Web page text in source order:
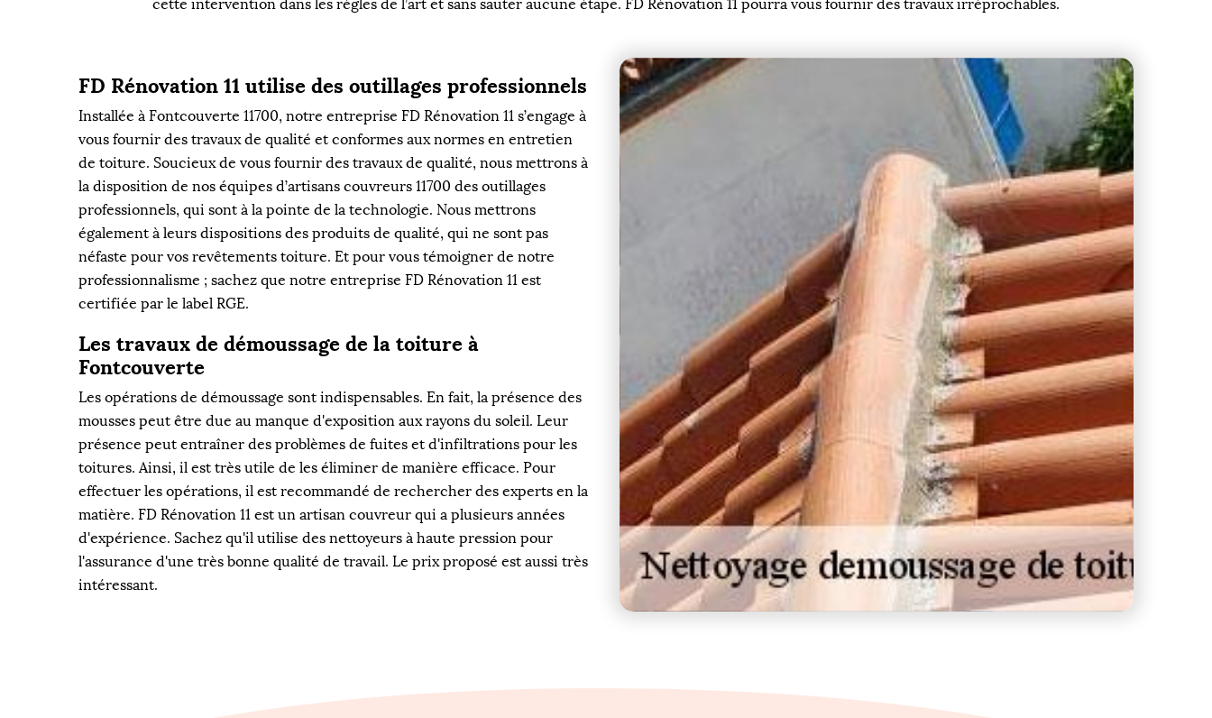
cette intervention dans les règles de l’art et sans sauter aucune étape. FD Rénovation 11 pourra vous fournir des travaux irréprochables.
FD Rénovation 11 utilise des outillages professionnels
Installée à Fontcouverte 11700, notre entreprise FD Rénovation 11 s’engage à
vous fournir des travaux de qualité et conformes aux normes en entretien
de toiture. Soucieux de vous fournir des travaux de qualité, nous mettrons à
la disposition de nos équipes d’artisans couvreurs 11700 des outillages
professionnels, qui sont à la pointe de la technologie. Nous mettrons
également à leurs dispositions des produits de qualité, qui ne sont pas
néfaste pour vos revêtements toiture. Et pour vous témoigner de notre
professionnalisme ; sachez que notre entreprise FD Rénovation 11 est
certifiée par le label RGE.
Les travaux de démoussage de la toiture à
Fontcouverte
Les opérations de démoussage sont indispensables. En fait, la présence des
mousses peut être due au manque d'exposition aux rayons du soleil. Leur
présence peut entraîner des problèmes de fuites et d'infiltrations pour les
toitures. Ainsi, il est très utile de les éliminer de manière efficace. Pour
effectuer les opérations, il est recommandé de rechercher des experts en la
matière. FD Rénovation 11 est un artisan couvreur qui a plusieurs années
d'expérience. Sachez qu'il utilise des nettoyeurs à haute pression pour
l'assurance d'une très bonne qualité de travail. Le prix proposé est aussi très
intéressant.